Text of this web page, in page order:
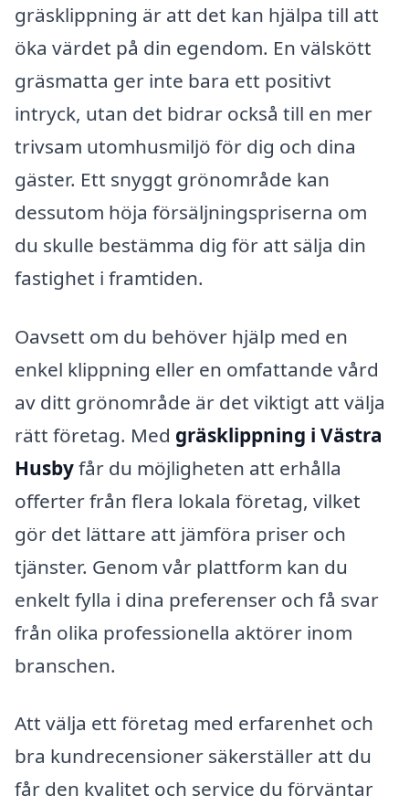
gräsklippning är att det kan hjälpa till att
öka värdet på din egendom. En välskött
gräsmatta ger inte bara ett positivt
intryck, utan det bidrar också till en mer
trivsam utomhusmiljö för dig och dina
gäster. Ett snyggt grönområde kan
dessutom höja försäljningspriserna om
du skulle bestämma dig för att sälja din
fastighet i framtiden.
Oavsett om du behöver hjälp med en
enkel klippning eller en omfattande vård
av ditt grönområde är det viktigt att välja
rätt företag. Med gräsklippning i Västra
Husbyfår du möjligheten att erhålla
offerter från flera lokala företag, vilket
gör det lättare att jämföra priser och
tjänster. Genom vår plattform kan du
enkelt fylla i dina preferenser och få svar
från olika professionella aktörer inom
branschen.
Att välja ett företag med erfarenhet och
bra kundrecensioner säkerställer att du
får den kvalitet och service du förväntar